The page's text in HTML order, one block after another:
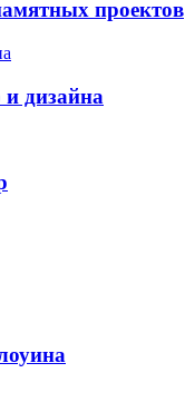
проектов
дизайна